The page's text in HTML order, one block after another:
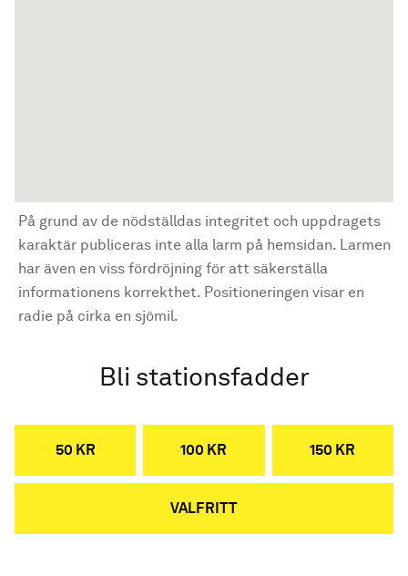
På grund av de nödställdas integritet och uppdragets
karaktär publiceras inte alla larm på hemsidan. Larmen
har även en viss fördröjning för att säkerställa
informationens korrekthet. Positioneringen visar en
radie på cirka en sjömil.
Bli stationsfadder
50 KR 100 KR 150 KR
VALFRITT